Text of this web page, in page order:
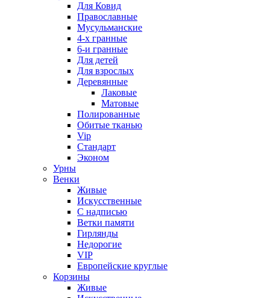
Для Ковид
Православные
Мусульманские
4-х гранные
6-и гранные
Для детей
Для взрослых
Деревянные
Лаковые
Матовые
Полированные
Обитые тканью
Vip
Стандарт
Эконом
Урны
Венки
Живые
Искусственные
С надписью
Ветки памяти
Гирлянды
Недорогие
VIP
Европейские круглые
Корзины
Живые